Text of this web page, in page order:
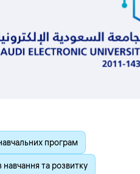
програм
та розвитку